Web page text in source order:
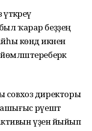
ҡарар беҙҙең
көндә икәнен
совхоз директоры
рәүештә
үҙенә йыйып